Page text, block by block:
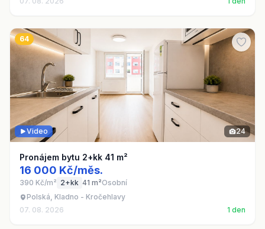
64
24
Video
Pronájem bytu 2+kk 41 m²
16 000 Kč/měs.
390 Kč/m² 2+kk 41 m²Osobní
Polská, Kladno - Kročehlavy
07. 08. 2026
1 den